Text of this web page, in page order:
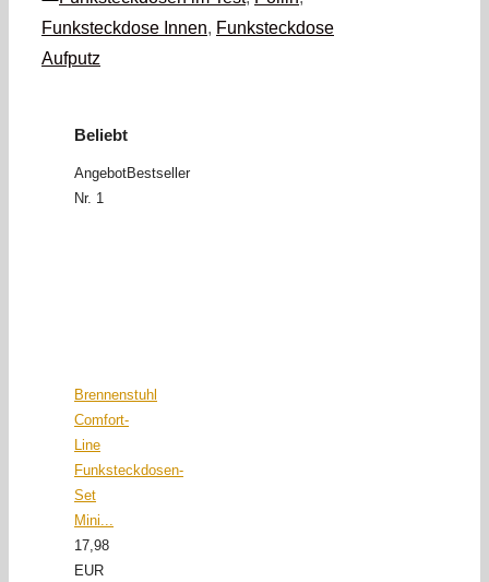
Funksteckdose Innen, Funksteckdose
Aufputz
Beliebt
AngebotBestseller
Nr. 1
Brennenstuhl
Comfort-
Line
Funksteckdosen-
Set
Mini...
17,98
EUR